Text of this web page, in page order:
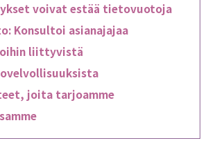
voivat estää tietovuotoja
Konsultoi asianajajaa
liittyvistä
joita tarjoamme